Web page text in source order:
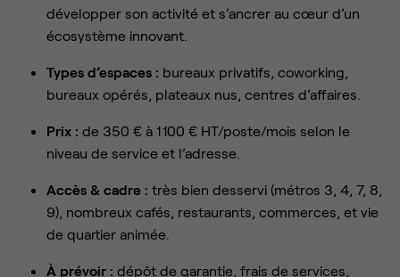
développer son activité et s’ancrer au cœur d’un
écosystème innovant.
Types d’espaces : bureaux privatifs, coworking,
bureaux opérés, plateaux nus, centres d’affaires.
Prix : de 350 € à 1 100 € HT/poste/mois selon le
niveau de service et l’adresse.
Accès & cadre : très bien desservi (métros 3, 4, 7, 8,
9), nombreux cafés, restaurants, commerces, et vie
de quartier animée.
À prévoir : dépôt de garantie, frais de services,